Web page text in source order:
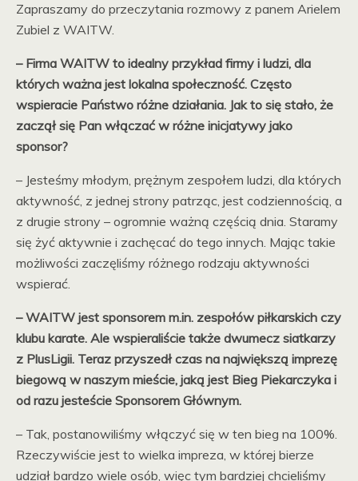
Zapraszamy do przeczytania rozmowy z panem Arielem
Zubiel z WAITW.
– Firma WAITW to idealny przykład firmy i ludzi, dla
których ważna jest lokalna społeczność. Często
wspieracie Państwo różne działania. Jak to się stało, że
zaczął się Pan włączać w różne inicjatywy jako
sponsor?
– Jesteśmy młodym, prężnym zespołem ludzi, dla których
aktywność, z jednej strony patrząc, jest codziennością, a
z drugie strony – ogromnie ważną częścią dnia. Staramy
się żyć aktywnie i zachęcać do tego innych. Mając takie
możliwości zaczęliśmy różnego rodzaju aktywności
wspierać.
– WAITW jest sponsorem m.in. zespołów piłkarskich czy
klubu karate. Ale wspieraliście także dwumecz siatkarzy
z PlusLigii. Teraz przyszedł czas na największą imprezę
biegową w naszym mieście, jaką jest Bieg Piekarczyka i
od razu jesteście Sponsorem Głównym.
– Tak, postanowiliśmy włączyć się w ten bieg na 100%.
Rzeczywiście jest to wielka impreza, w której bierze
udział bardzo wiele osób, więc tym bardziej chcieliśmy